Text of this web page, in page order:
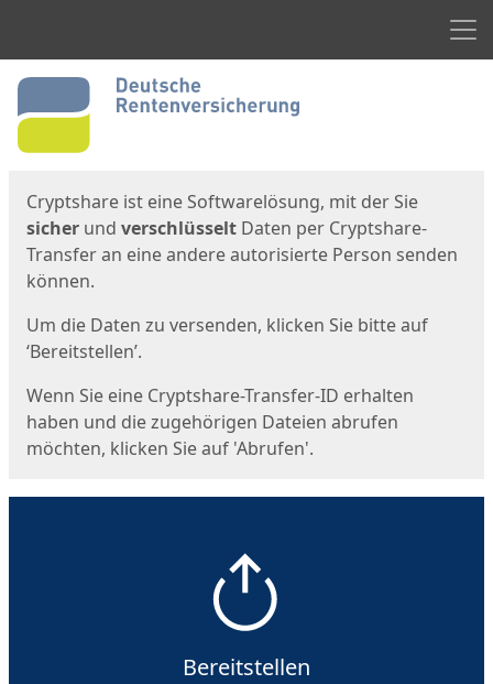
Start
Cryptshare ist eine Softwarelösung, mit der Sie
sicher und verschlüsselt Daten per Cryptshare-
Transfer an eine andere autorisierte Person senden
können.
Um die Daten zu versenden, klicken Sie bitte auf
‘Bereitstellen’.
Wenn Sie eine Cryptshare-Transfer-ID erhalten
haben und die zugehörigen Dateien abrufen
möchten, klicken Sie auf 'Abrufen'.
Bereitstellen